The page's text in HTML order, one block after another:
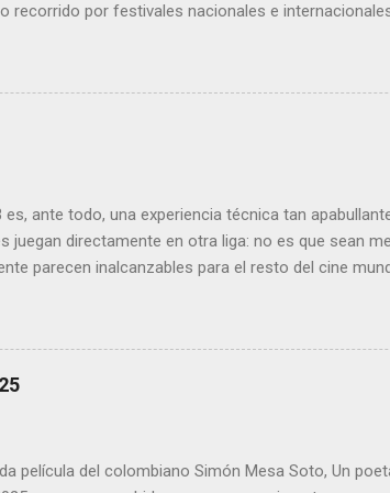
recorrido por festivales nacionales e
es, ante todo, una experiencia técnica tan
juegan directamente en otra liga: no es que sean
parecen inalcanzables para el resto del cine
película del colombiano Simón Mesa Soto, Un